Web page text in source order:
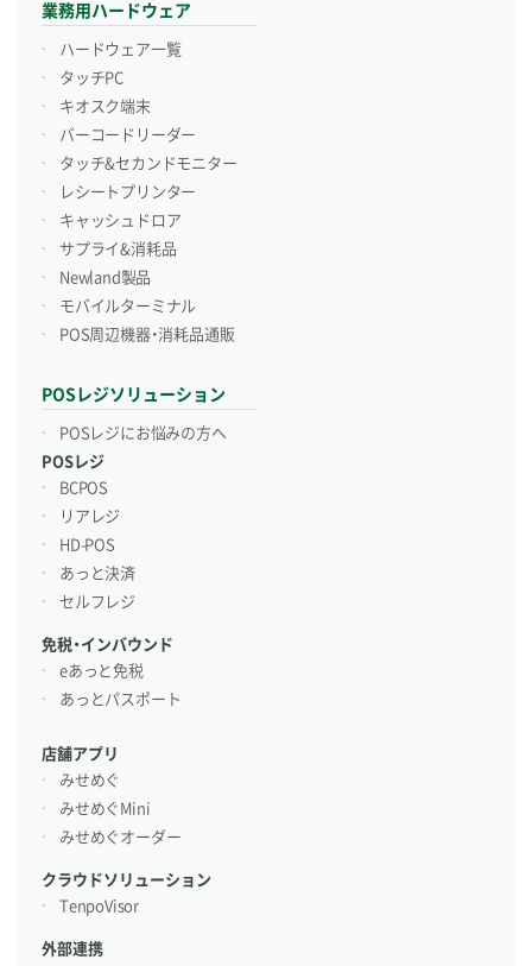
業務用ハードウェア
ハードウェア一覧
タッチPC
キオスク端末
バーコードリーダー
タッチ&セカンドモニター
レシートプリンター
キャッシュドロア
サプライ&消耗品
Newland製品
モバイルターミナル
POS周辺機器・消耗品通販
POSレジソリューション
POSレジにお悩みの方へ
POSレジ
BCPOS
リアレジ
HD-POS
あっと決済
セルフレジ
免税・インバウンド
eあっと免税
あっとパスポート
店舗アプリ
みせめぐ
みせめぐMini
みせめぐオーダー
クラウドソリューション
TenpoVisor
外部連携